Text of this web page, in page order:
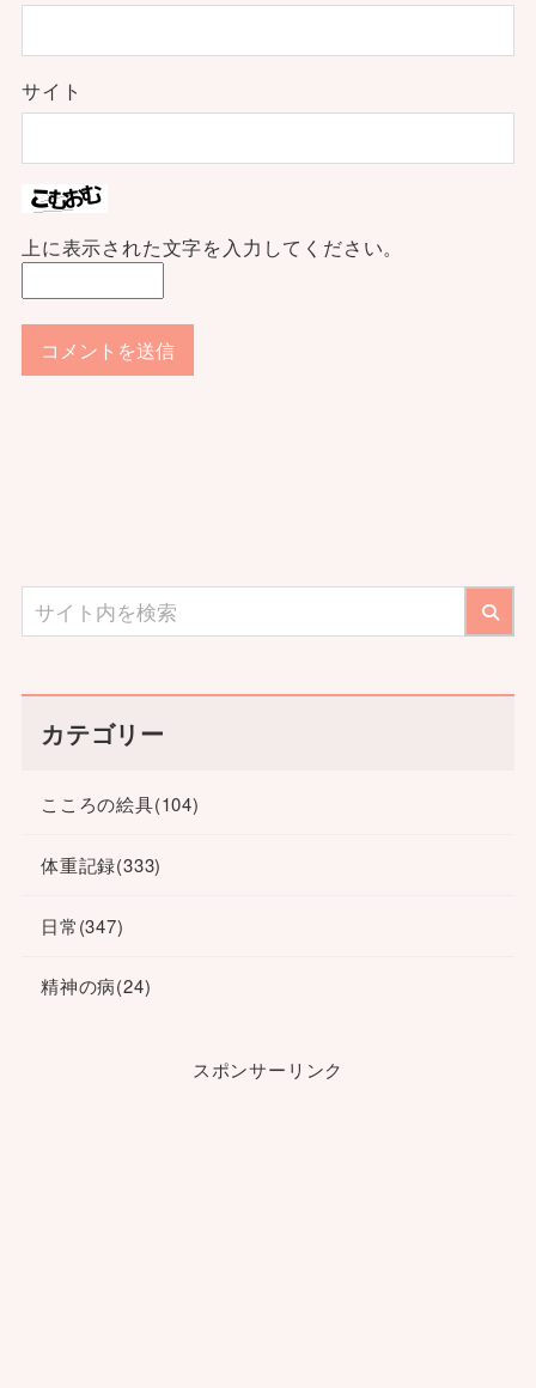
サイト
上に表示された文字を入力してください。
カテゴリー
こころの絵具(104)
体重記録(333)
日常(347)
精神の病(24)
スポンサーリンク